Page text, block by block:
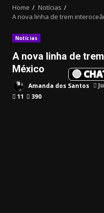
🔴
Home
Notícias
A nova linha de trem
Notícias
A nova linha de
México
Amanda dos Santos
11
390